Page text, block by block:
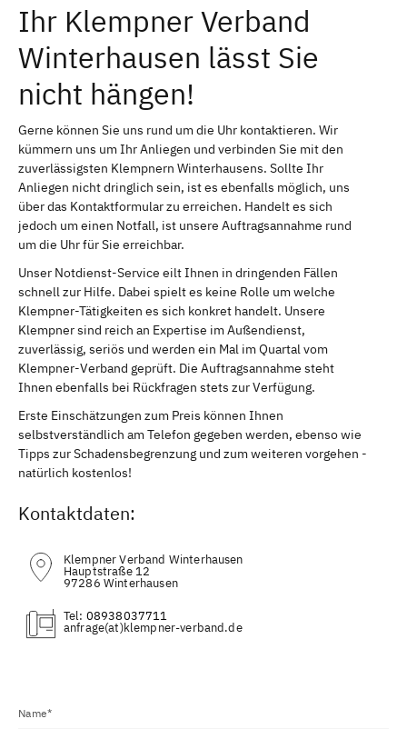
Ihr Klempner Verband
Winterhausen lässt Sie
nicht hängen!
Gerne können Sie uns rund um die Uhr kontaktieren. Wir
kümmern uns um Ihr Anliegen und verbinden Sie mit den
zuverlässigsten Klempnern Winterhausens. Sollte Ihr
Anliegen nicht dringlich sein, ist es ebenfalls möglich, uns
über das Kontaktformular zu erreichen. Handelt es sich
jedoch um einen Notfall, ist unsere Auftragsannahme rund
um die Uhr für Sie erreichbar.
Unser Notdienst-Service eilt Ihnen in dringenden Fällen
schnell zur Hilfe. Dabei spielt es keine Rolle um welche
Klempner-Tätigkeiten es sich konkret handelt. Unsere
Klempner sind reich an Expertise im Außendienst,
zuverlässig, seriös und werden ein Mal im Quartal vom
Klempner-Verband geprüft. Die Auftragsannahme steht
Ihnen ebenfalls bei Rückfragen stets zur Verfügung.
Erste Einschätzungen zum Preis können Ihnen
selbstverständlich am Telefon gegeben werden, ebenso wie
Tipps zur Schadensbegrenzung und zum weiteren vorgehen -
natürlich kostenlos!
Kontaktdaten:
Klempner Verband Winterhausen
Hauptstraße 12
97286 Winterhausen
Tel: 08938037711
(at)
Name*